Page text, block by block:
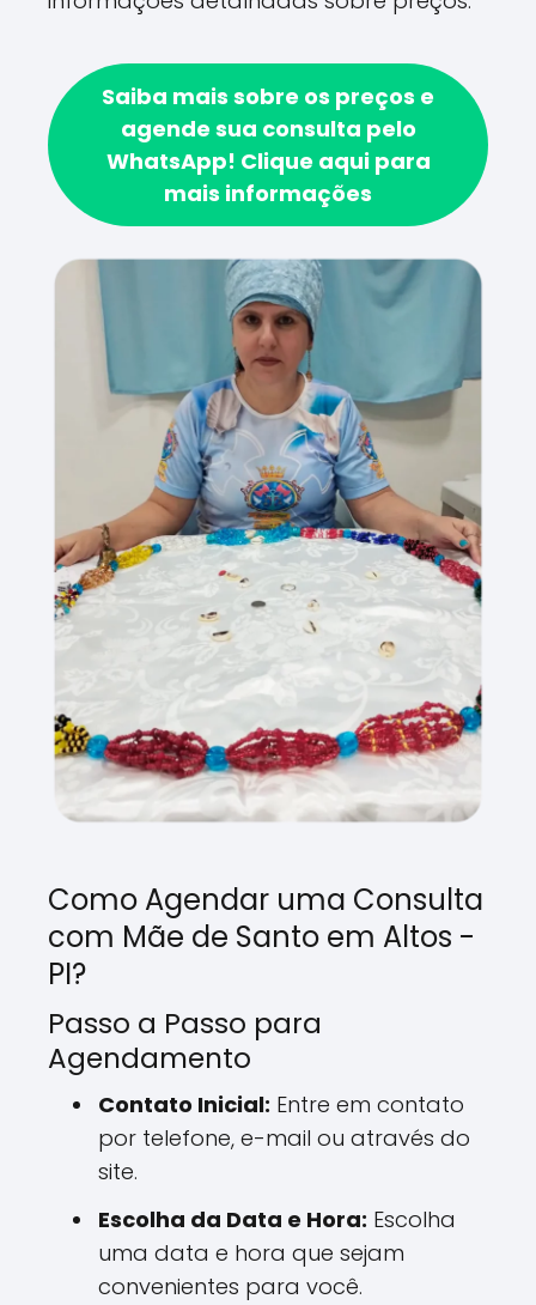
Saiba mais sobre os preços e
agende sua consulta pelo
WhatsApp! Clique aqui para
mais informações
Como Agendar uma Consulta
com Mãe de Santo em Altos -
PI?
Passo a Passo para
Agendamento
Contato Inicial: Entre em contato
por telefone, e-mail ou através do
site.
Escolha da Data e Hora: Escolha
uma data e hora que sejam
convenientes para você.